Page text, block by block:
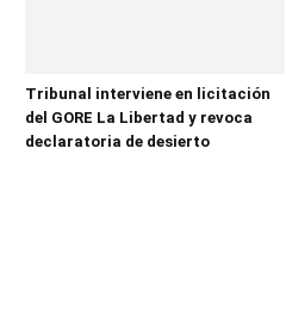
Tribunal interviene en licitación
del GORE La Libertad y revoca
declaratoria de desierto